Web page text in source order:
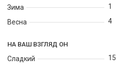
Зима
Весна
1
4
НА ВАШ ВЗГЛЯД ОН
Сладкий
15